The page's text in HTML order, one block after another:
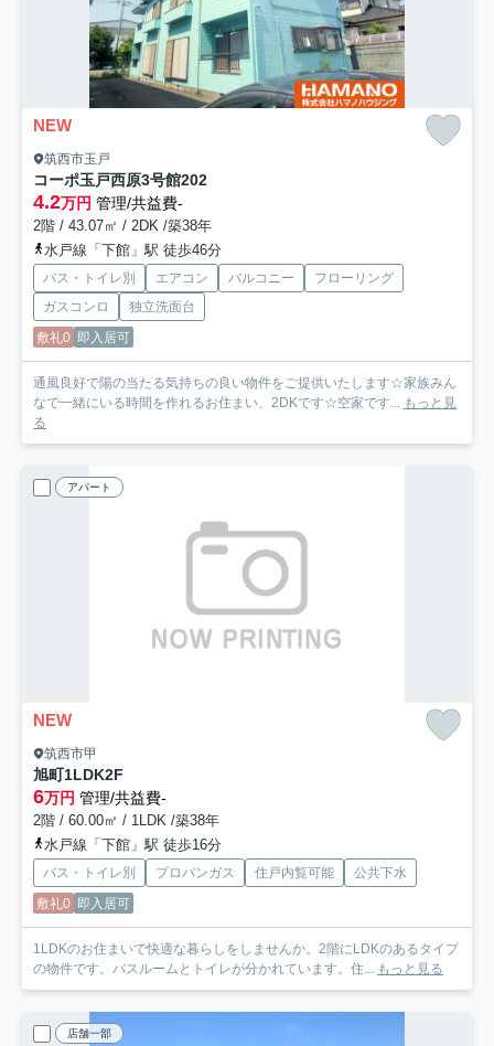
NEW
筑西市玉戸
コーポ玉戸西原3号館202
4.2万円 管理/共益費-
2階 / 43.07㎡ / 2DK /築38年
水戸線「下館」駅 徒歩46分
バス・トイレ別 エアコン バルコニー
フローリング
ガスコンロ
独立洗面台
敷礼0 即入居可
通風良好で陽の当たる気持ちの良い物件をご提供いたします☆家族みん
なで一緒にいる時間を作れるお住まい、2DKです☆空家です... もっと見
る
アパート
NEW
筑西市甲
旭町1LDK2F
6万円 管理/共益費-
2階 / 60.00㎡ / 1LDK /築38年
水戸線「下館」駅 徒歩16分
バス・トイレ別 プロパンガス 住戸内覧可能
公共下水
敷礼0 即入居可
1LDKのお住まいで快適な暮らしをしませんか。2階にLDKのあるタイプ
の物件です。バスルームとトイレが分かれています。住... もっと見る
店舗一部